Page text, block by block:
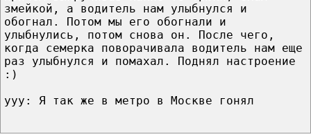
змейкой, а водитель нам улыбнулся и
обогнал. Потом мы его обогнали и
улыбнулись, потом снова он. После чего,
когда семерка поворачивала водитель нам еще
раз улыбнулся и помахал. Поднял настроение
:)
yyy: Я так же в метро в Москве гонял